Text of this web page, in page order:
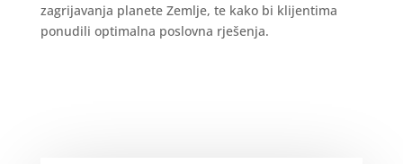
zagrijavanja planete Zemlje, te kako bi klijentima
ponudili optimalna poslovna rješenja.